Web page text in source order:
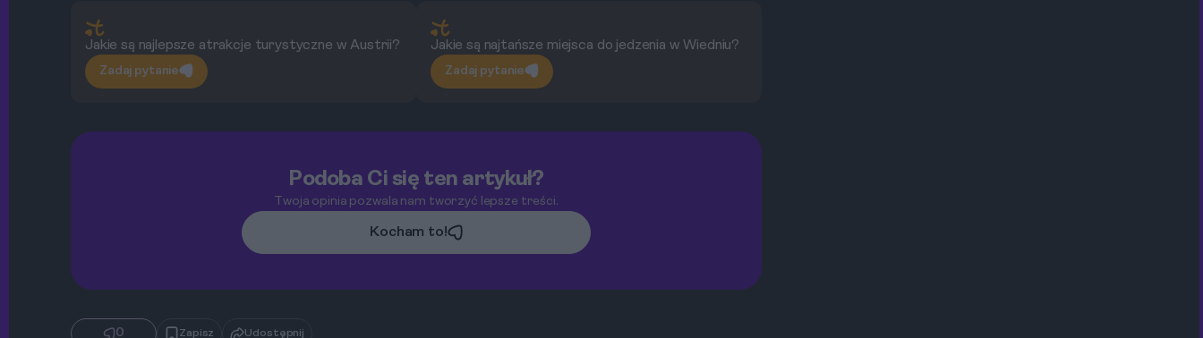
Jakie są najlepsze atrakcje turystyczne w Austrii?
Zadaj pytanie
Jakie są najtańsze miejsca do jedzenia w Wiedniu?
Zadaj pytanie
Podoba Ci się ten artykuł?
Twoja opinia pozwala nam tworzyć lepsze treści.
Kocham to!
0 Zapisz Udostępnij